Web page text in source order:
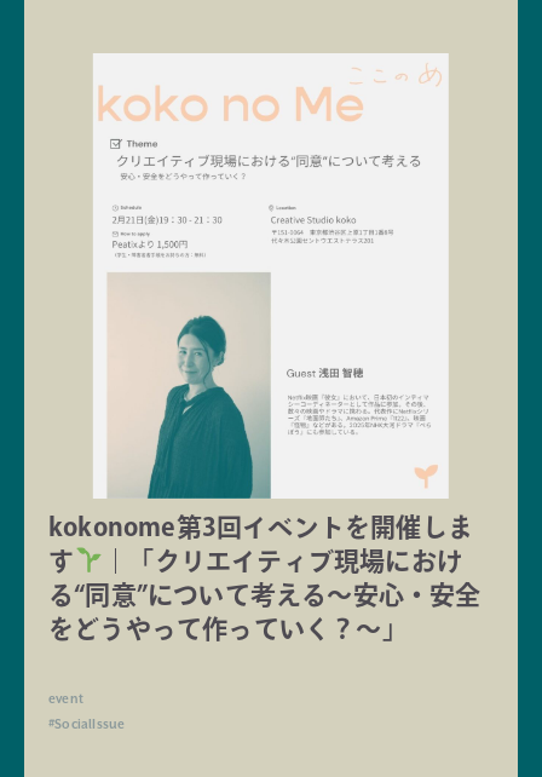
kokonome第3回イベントを開催しま
す
｜「クリエイティブ現場におけ
る“同意”について考える〜安心・安全
をどうやって作っていく？〜」
event
#SocialIssue